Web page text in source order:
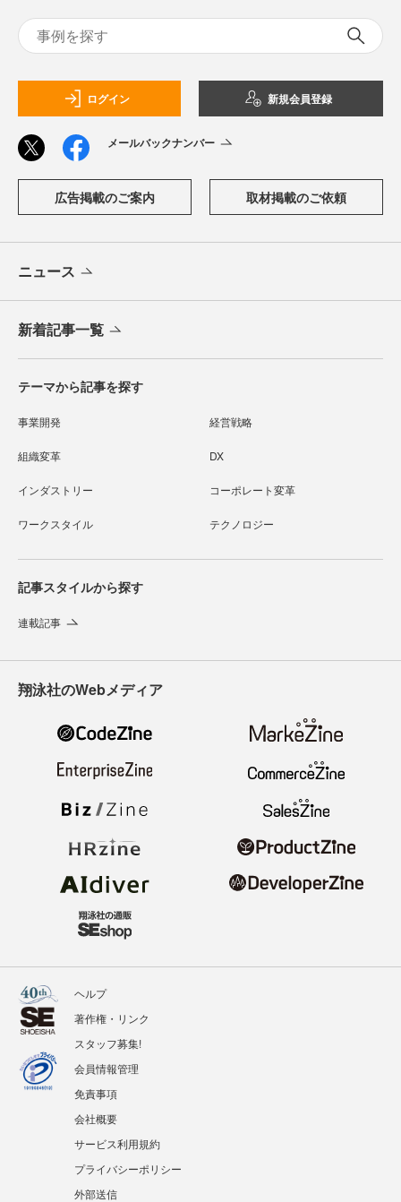
ログイン 新規会員登録
メールバックナンバー
広告掲載のご案内 取材掲載のご依頼
ニュース
新着記事一覧
テーマから記事を探す
事業開発 経営戦略
組織変革 DX
インダストリー コーポレート変革
ワークスタイル テクノロジー
記事スタイルから探す
連載記事
翔泳社のWebメディア
ヘルプ
著作権・リンク
スタッフ募集!
会員情報管理
免責事項
会社概要
サービス利用規約
プライバシーポリシー
外部送信